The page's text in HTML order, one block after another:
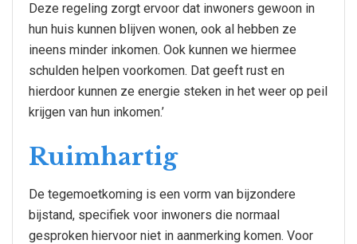
Deze regeling zorgt ervoor dat inwoners gewoon in
hun huis kunnen blijven wonen, ook al hebben ze
ineens minder inkomen. Ook kunnen we hiermee
schulden helpen voorkomen. Dat geeft rust en
hierdoor kunnen ze energie steken in het weer op peil
krijgen van hun inkomen.’
Ruimhartig
De tegemoetkoming is een vorm van bijzondere
bijstand, specifiek voor inwoners die normaal
gesproken hiervoor niet in aanmerking komen. Voor